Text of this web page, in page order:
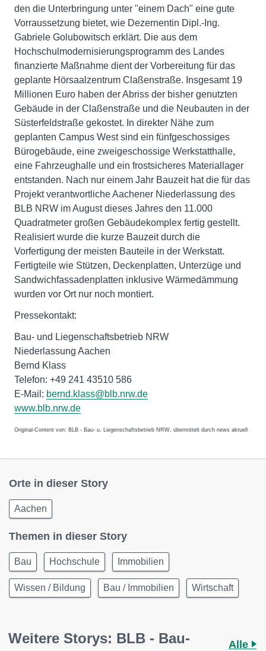
den die Unterbringung unter "einem Dach" eine gute
Vorraussetzung bietet, wie Dezernentin Dipl.-Ing.
Gabriele Golubowitsch erklärt. Die aus dem
Hochschulmodernisierungsprogramm des Landes
finanzierte Maßnahme dient der Vorbereitung für das
geplante Hörsaalzentrum Claßenstraße. Insgesamt 19
Millionen Euro haben der Abriss der bisher genutzten
Gebäude in der Claßenstraße und die Neubauten in der
Süsterfeldstraße gekostet. In direkter Nähe zum
geplanten Campus West sind ein fünfgeschossiges
Bürogebäude, eine zweigeschossige Werkstatthalle,
eine Fahrzeughalle und ein frostsicheres Materiallager
entstanden. Nach nur einem Jahr Bauzeit hat die für das
Projekt verantwortliche Aachener Niederlassung des
BLB NRW im August dieses Jahres den 11.000
Quadratmeter großen Gebäudekomplex fertig gestellt.
Realisiert wurde die kurze Bauzeit durch die
Vorfertigung der meisten Bauteile in der Werkstatt.
Fertigteile wie Stützen, Deckenplatten, Unterzüge und
Sandwichfassadenplatten inklusive Wärmedämmung
wurden vor Ort nur noch montiert.
Pressekontakt:
Bau- und Liegenschaftsbetrieb NRW
Niederlassung Aachen
Bernd Klass
Telefon: +49 241 43510 586
E-Mail: bernd.klass@blb.nrw.de
www.blb.nrw.de
Original-Content von: BLB - Bau- u. Liegenschaftsbetrieb NRW, übermittelt durch news aktuell
Orte in dieser Story
Aachen
Themen in dieser Story
Bau Hochschule Immobilien
Wissen / Bildung Bau / Immobilien Wirtschaft
Weitere Storys: BLB - Bau-
Alle